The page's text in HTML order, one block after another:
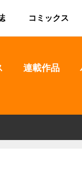
コミックス
連載作品